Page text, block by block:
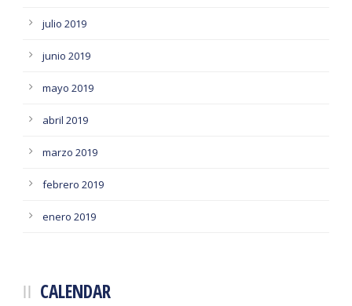
julio 2019
junio 2019
mayo 2019
abril 2019
marzo 2019
febrero 2019
enero 2019
CALENDAR